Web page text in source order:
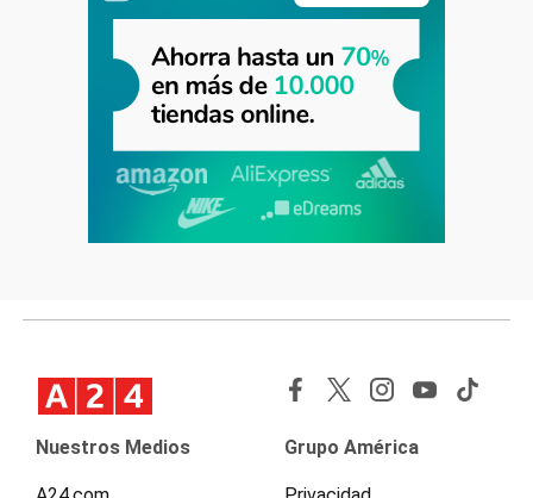
Nuestros Medios Grupo América